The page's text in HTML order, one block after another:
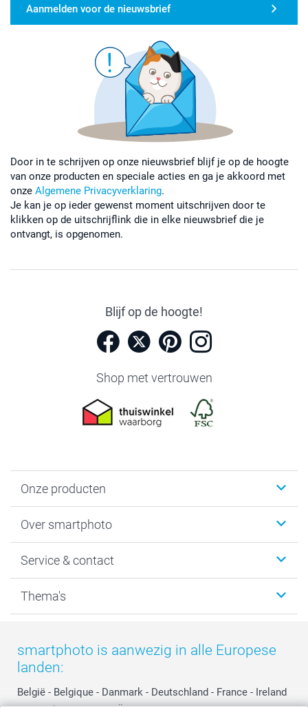
Aanmelden voor de nieuwsbrief
Door in te schrijven op onze nieuwsbrief blijf je op de hoogte
van onze producten en speciale acties en ga je akkoord met
onze Algemene Privacyverklaring.
Je kan je op ieder gewenst moment uitschrijven door te
klikken op de uitschrijflink die in elke nieuwsbrief die je
ontvangt, is opgenomen.
Blijf op de hoogte!
Shop met vertrouwen
Onze producten
Fotoboeken
Fotocadeaus
Kaarten
Over smartphoto
Vacatures
Bestelproces
Privacy
Cookiebeleid
Reviews
Service & contact
Tevredenheidsgarantie
smartbonus
smartfriends
service@smartphoto.nl
Thema's
Moederdag
Vaderdag
Huwelijk
smartphoto is aanwezig in alle Europese
landen:
België - Belgique - Danmark - Deutschland - France - Ireland